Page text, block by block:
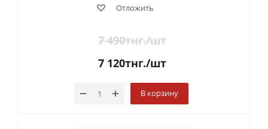
Отложить
7 490тнг./шт
7 120тнг./шт
В корзину